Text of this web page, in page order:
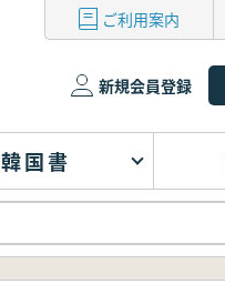
ご利用案内
新規会員登録
韓国書